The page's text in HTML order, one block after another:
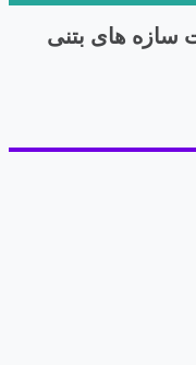
سازه های بتنی